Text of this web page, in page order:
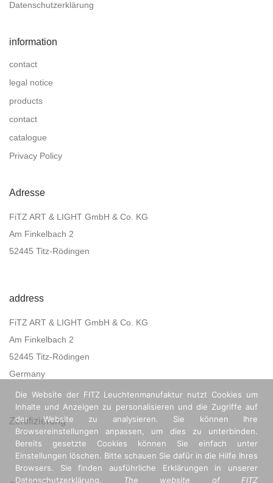
Datenschutzerklärung
information
contact
legal notice
products
contact
catalogue
Privacy Policy
Adresse
FiTZ ART & LIGHT GmbH & Co. KG
Am Finkelbach 2
52445 Titz-Rödingen
address
FiTZ ART & LIGHT GmbH & Co. KG
Am Finkelbach 2
52445 Titz-Rödingen
Germany
Zertifizierung
Die Website der FITZ Leuchtenmanufaktur nutzt Cookies um
Inhalte und Anzeigen zu personalisieren und die Zugriffe auf
der Website zu analysieren. Sie können Ihre
Browsereinstellungen anpassen, um dies zu unterbinden.
Bereits gesetzte Cookies können Sie einfach unter
Einstellungen löschen. Bitte schauen Sie dafür in die Hilfe Ihres
Browsers. Sie finden ausführliche Erklärungen in unserer
Datenschutzerklärung. The website of FITZ